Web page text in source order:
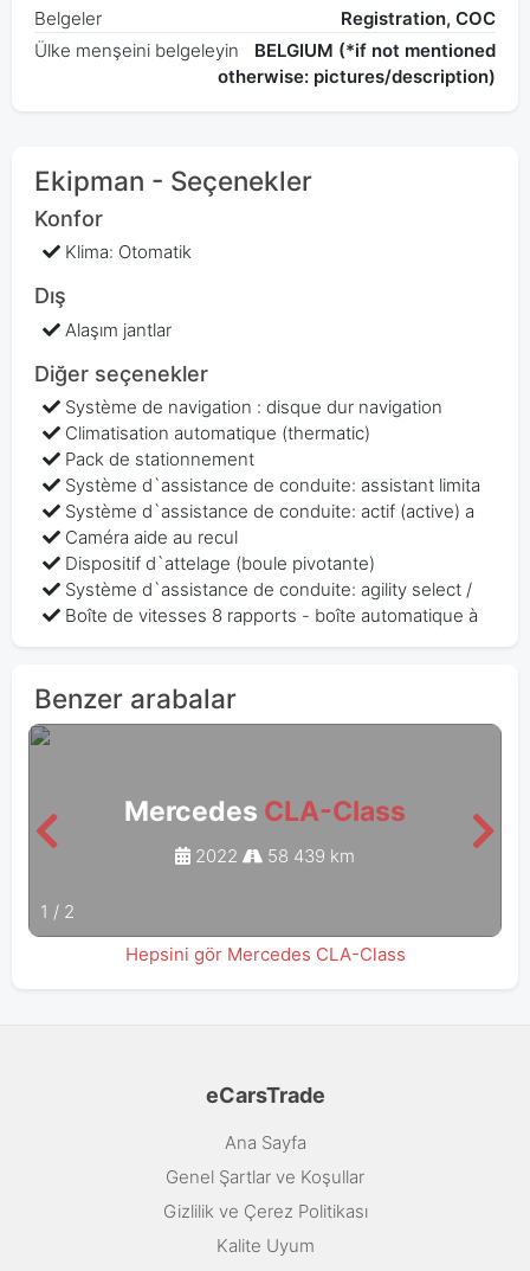
Belgeler
Registration, COC
Ülke menşeini belgeleyin
BELGIUM (*if not mentioned
otherwise: pictures/description)
Ekipman - Seçenekler
Konfor
Klima: Otomatik
Dış
Alaşım jantlar
Diğer seçenekler
Système de navigation : disque dur navigation
Climatisation automatique (thermatic)
Pack de stationnement
Système d`assistance de conduite: assistant limita
Système d`assistance de conduite: actif (active) a
Caméra aide au recul
Dispositif d`attelage (boule pivotante)
Système d`assistance de conduite: agility select /
Boîte de vitesses 8 rapports - boîte automatique à
Benzer arabalar
Mercedes CLA-Class
2022 58 439 km
1 / 2
Hepsini gör Mercedes CLA-Class
eCarsTrade
Ana Sayfa
Genel Şartlar ve Koşullar
Gizlilik ve Çerez Politikası
Kalite Uyum